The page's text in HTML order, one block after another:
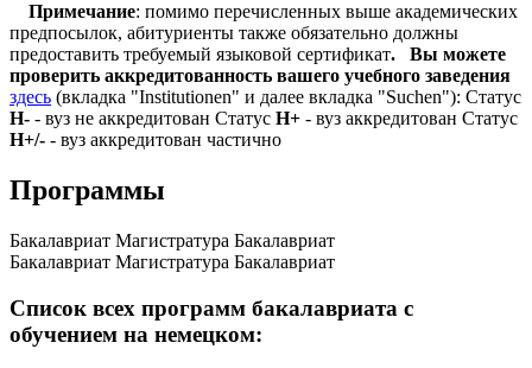
Примечание: помимо перечисленных выше академических
предпосылок, абитуриенты также обязательно должны
предоставить требуемый языковой сертификат.
Вы можете
проверить аккредитованность вашего учебного заведения
здесь (вкладка "Institutionen" и далее вкладка "Suchen"): Статус
Н- - вуз не аккредитован Статус Н+ - вуз аккредитован Статус
Н+/- - вуз аккредитован частично
Программы
Бакалавриат Магистратура Бакалавриат
Бакалавриат Магистратура Бакалавриат
Список всех программ бакалавриата с
обучением на немецком: